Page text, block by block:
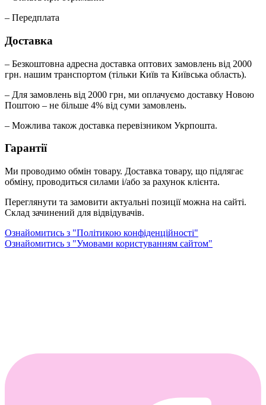
– Передплата
Доставка
– Безкоштовна адресна доставка оптових замовлень від 2000
грн. нашим транспортом (тільки Київ та Київська область).
– Для замовлень від 2000 грн, ми оплачуємо доставку Новою
Поштою – не більше 4% від суми замовлень.
– Можлива також доставка перевізником Укрпошта.
Гарантії
Ми проводимо обмін товару. Доставка товару, що підлягає
обміну, проводиться силами і/або за рахунок клієнта.
Переглянути та замовити актуальні позиції можна на сайті.
Склад зачинений для відвідувачів.
Ознайомитись з "Політикою конфіденційності"
Ознайомитись з "Умовами користуванням сайтом"